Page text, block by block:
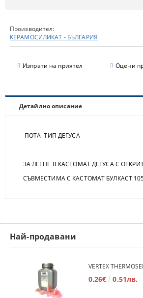
Производител:
КЕРАМОСИЛИКАТ - БЪЛГАРИЯ
Изпрати на приятел Оцени
Детайлно описание
ПОТА ТИП ДЕГУСА
ЗА ЛЕЕНЕ В КАСТОМАТ ДЕГУСА С
СЪВМЕСТИМА С КАСТОМАТ БУЛКАСТ
Най-продавани
0.26€ 0.51лв.